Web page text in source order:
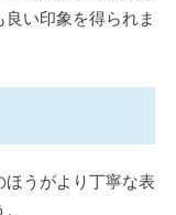
い印象を得られま
ほうがより丁寧な表